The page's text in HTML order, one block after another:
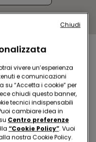
ovunque tu sia
vivere un’esperienza
e comunicazioni
“Accetta i cookie” per
chiudi questo banner,
tecnici indispensabili
cambiare idea in
Centro preferenze
“Cookie Policy”. Vuoi
nostra Cookie Policy.
Chiudi